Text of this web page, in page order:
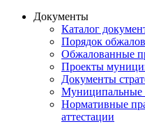
Документы
Каталог
Порядок
Обжалованные
Проекты
Документы
Муниципальные
Нормативные
аттестации